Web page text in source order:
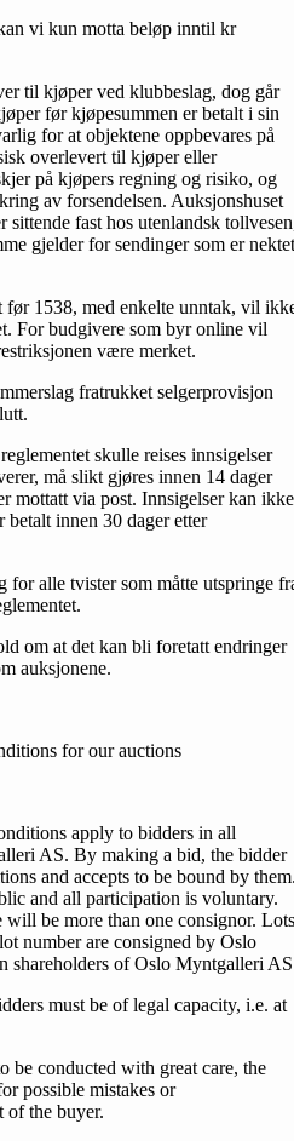
vi kun motta beløp inntil kr
til kjøper ved klubbeslag, dog går
før kjøpesummen er betalt i sin
for at objektene oppbevares på
overlevert til kjøper eller
på kjøpers regning og risiko, og
av forsendelsen. Auksjonshuset
sittende fast hos utenlandsk
gjelder for sendinger som er nektet
før 1538, med enkelte unntak, vil
For budgivere som byr online vil
være merket.
fratrukket selgerprovisjon
skulle reises inn­sigelser
må slikt gjøres innen 14 dager
mottatt via post. Innsigelser kan ikke
betalt innen 30 dager etter
for alle tvister som måtte utspringe
om at det kan bli foretatt endringer
auksjonene.
for our auctions
apply to bidders in all
AS. By making a bid, the bidder
and accepts to be bound by
and all participation is voluntary.
will be more than one consignor. Lots
number are consigned by Oslo
shareholders of Oslo Myntgalleri
must be of legal capacity, i.e. at
be conducted with great care, the
possible mistakes or
of the buyer.